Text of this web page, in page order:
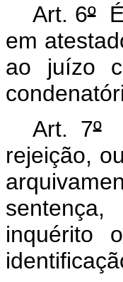
Art. 6ºÉ
em
ao juízo
Art. 7º
rejeição,
inquérito